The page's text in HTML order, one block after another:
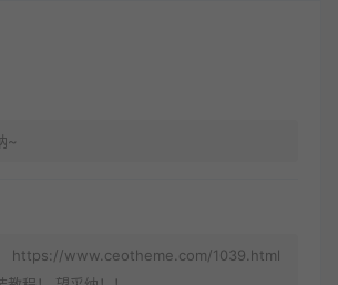
~
https://www.ceotheme.com/1039.html